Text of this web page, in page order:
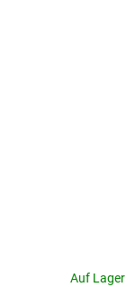
Auf Lager